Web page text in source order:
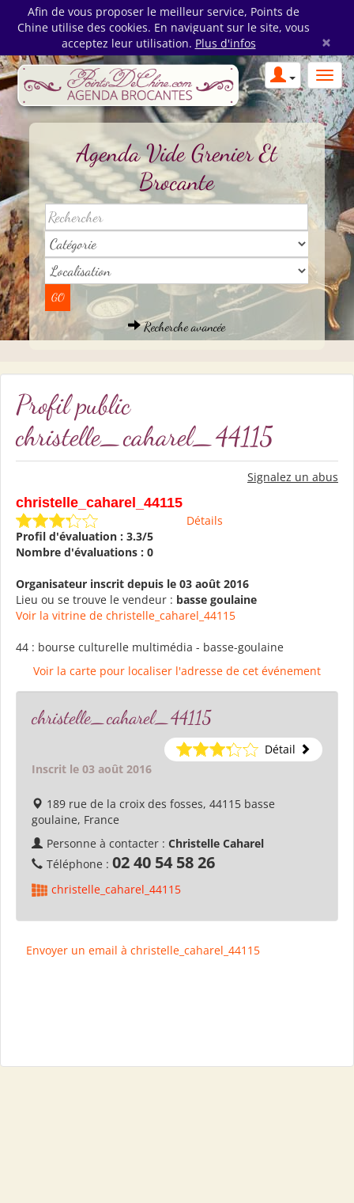
Afin de vous proposer le meilleur service, Points de
Chine utilise des cookies. En naviguant sur le site, vous
acceptez leur utilisation. Plus d'infos ×
Agenda Vide Grenier Et
Brocante
Recherche avancée
Profil public
christelle_caharel_44115
Signalez un abus
christelle_caharel_44115
Détails
Profil d'évaluation : 3.3/5
Nombre d'évaluations : 0
Organisateur inscrit depuis le 03 août 2016
Lieu ou se trouve le vendeur : basse goulaine
Voir la vitrine de christelle_caharel_44115
44 : bourse culturelle multimédia - basse-goulaine
Voir la carte pour localiser l'adresse de cet événement
christelle_caharel_44115
Détail
Inscrit le 03 août 2016
189 rue de la croix des fosses, 44115 basse
goulaine, France
Personne à contacter : Christelle Caharel
Téléphone : 02 40 54 58 26
christelle_caharel_44115
Envoyer un email à christelle_caharel_44115